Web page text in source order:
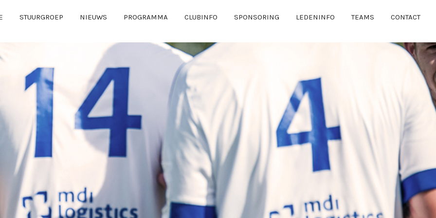
STUURGROEP NIEUWS PROGRAMMA CLUBINFO SPONSORING LEDENINFO TEAMS CONTACT